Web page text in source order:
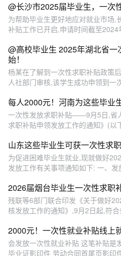
@长沙市2025届毕业生，一次
为帮助毕业生更好地应对就业市场,
补贴工作已开启,申请时间截至
@高校毕业生 2025年湖北省
始！
杨某在了解到一次性求职补贴政策
人社部门审核,该学生成功申领到一
每人2000元！河南为这些毕业
一次性发放求职补贴——9月5日,省
求职补贴申领发放工作的通知》(以
山东这些毕业生可获一次性求
为促进困难毕业生就业,现就做好
发放工作有关事项通知如下: 一、
2026届烟台毕业生一次性求职
残联等6部门联合印发《关于做好
核发放工作的通知》,9月2日起,符
2000元！一次性就业补贴线上
会发放一次性就业补贴 这笔补贴是
毕业证影印件 劳动合同首尾页影印